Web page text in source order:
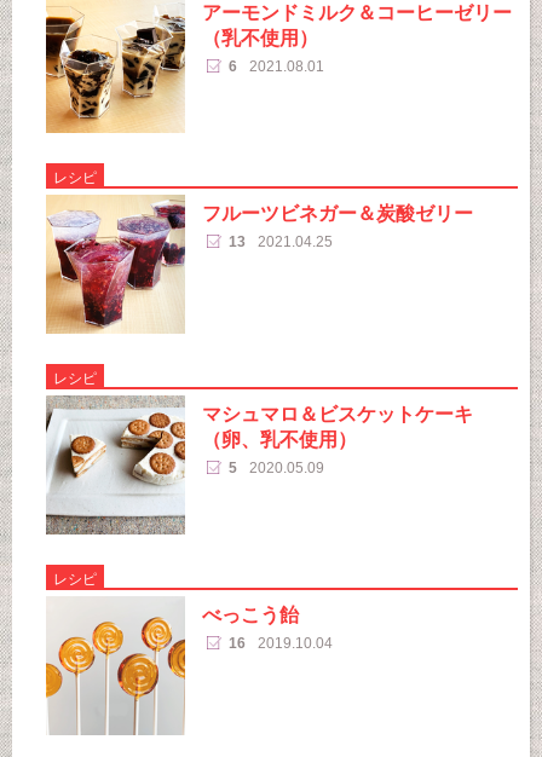
アーモンドミルク＆コーヒーゼリー
（乳不使用）
6 2021.08.01
レシピ
フルーツビネガー＆炭酸ゼリー
13 2021.04.25
レシピ
マシュマロ＆ビスケットケーキ
（卵、乳不使用）
5 2020.05.09
レシピ
べっこう飴
16 2019.10.04